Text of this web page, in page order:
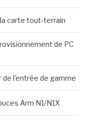
carte tout-terrain
de PC
de l'entrée de gamme
Arm N1/N1X